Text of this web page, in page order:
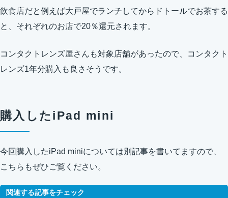
飲食店だと例えば大戸屋でランチしてからドトールでお茶する
と、それぞれのお店で20％還元されます。
コンタクトレンズ屋さんも対象店舗があったので、コンタクト
レンズ1年分購入も良さそうです。
購入したiPad mini
今回購入したiPad miniについては別記事を書いてますので、
こちらもぜひご覧ください。